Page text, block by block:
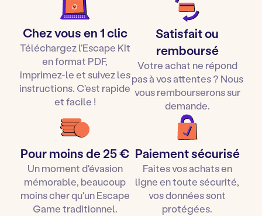
Valider votre commande
Ouvrir et télécharger le fichier Zip reçu par mail
depuis un ordinateur
Lire le guide d’installation et d’impression
Imprimer le jeu puis le préparer selon le guide
d’installation
Lancer le chronoet c’est parti pour une heure
d’Escape game à la maison !
Vous pouvez également
l'offrir à un enfant à Noël ou
un anniversairepour une idée-cadeau originale !
Vous trouverez dans chaque kit : invitations, diplômes,
posters, affiches, accessoires diverses... ainsi qu'une
musique d'ambiance avec décompte !
Chez vous en 1 clic
Téléchargez l'Escape Kit
en format PDF,
imprimez-le et suivez les
instructions. C'est rapide
et facile !
Satisfait ou
remboursé
Votre achat ne répond
pas à vos attentes ? Nous
vous rembourserons sur
demande.
Pour moins de 25 €
Un moment d'évasion
mémorable, beaucoup
moins cher qu'un Escape
Game traditionnel.
Paiement sécurisé
Faites vos achats en
ligne en toute sécurité,
vos données sont
protégées.